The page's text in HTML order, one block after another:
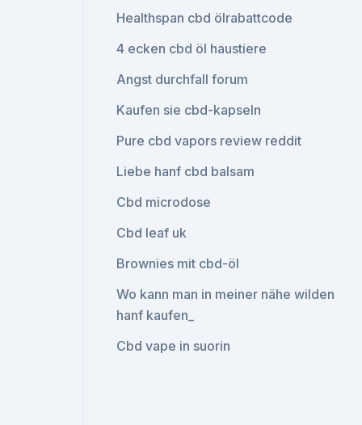
Healthspan cbd ölrabattcode
4 ecken cbd öl haustiere
Angst durchfall forum
Kaufen sie cbd-kapseln
Pure cbd vapors review reddit
Liebe hanf cbd balsam
Cbd microdose
Cbd leaf uk
Brownies mit cbd-öl
Wo kann man in meiner nähe wilden
hanf kaufen_
Cbd vape in suorin